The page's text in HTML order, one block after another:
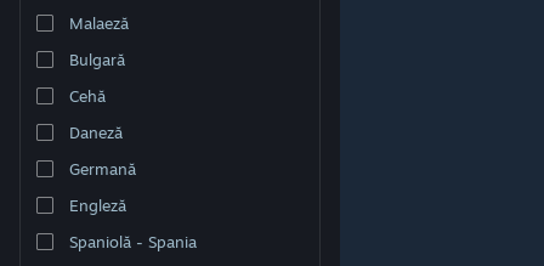
Malaeză
Bulgară
Cehă
Daneză
Germană
Engleză
Spaniolă - Spania